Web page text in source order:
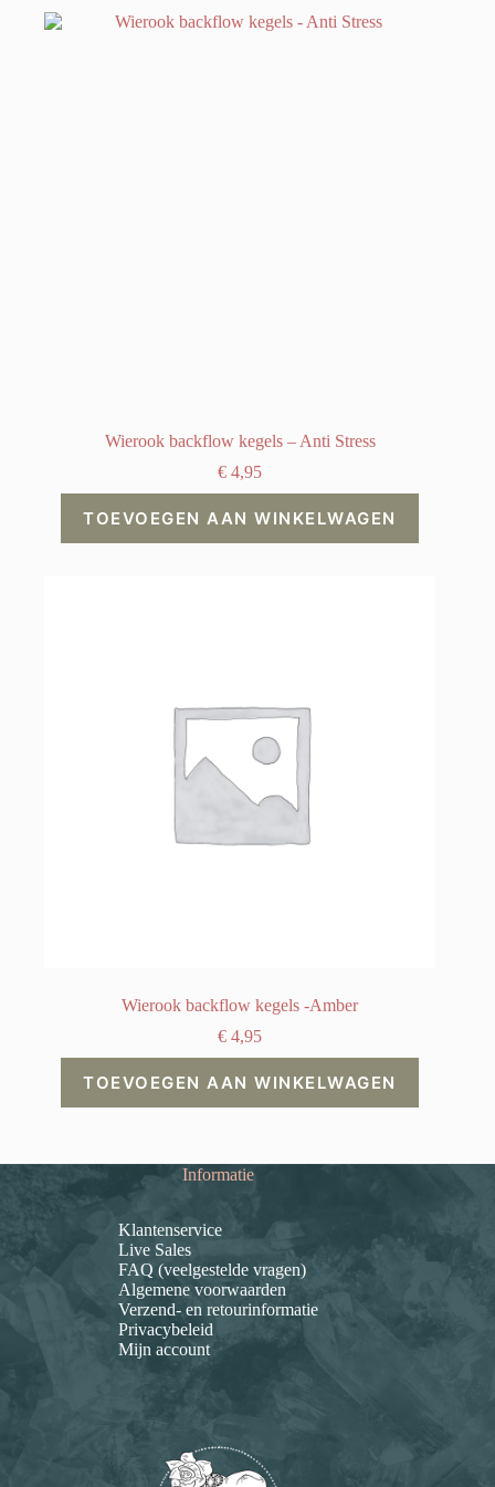
Wierook backflow kegels – Anti Stress
€ 4,95
TOEVOEGEN AAN WINKELWAGEN
Wierook backflow kegels -Amber
€ 4,95
TOEVOEGEN AAN WINKELWAGEN
Informatie
Klantenservice
Live Sales
FAQ (veelgestelde vragen)
Algemene voorwaarden
Verzend- en retourinformatie
Privacybeleid
Mijn account